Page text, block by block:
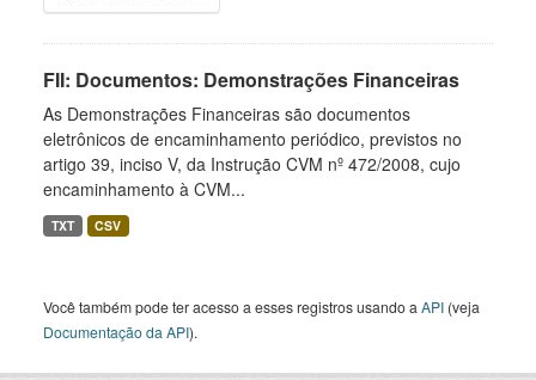
FII: Documentos: Demonstrações Financeiras
As Demonstrações Financeiras são documentos
eletrônicos de encaminhamento periódico, previstos no
artigo 39, inciso V, da Instrução CVM nº 472/2008, cujo
encaminhamento à CVM...
TXT CSV
Você também pode ter acesso a esses registros usando a API (veja
Documentação da API).